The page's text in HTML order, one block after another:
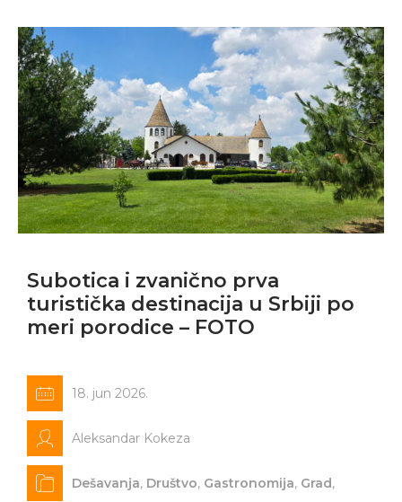
Subotica i zvanično prva
turistička destinacija u Srbiji po
meri porodice – FOTO
18. jun 2026.
Aleksandar Kokeza
Dešavanja, Društvo, Gastronomija, Grad,